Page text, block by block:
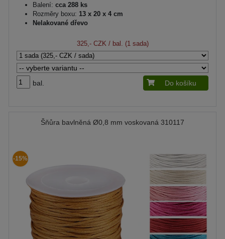
Balení: cca 288 ks
Rozměry boxu: 13 x 20 x 4 cm
Nelakované dřevo
325,- CZK / bal. (1 sada)
bal. Do košíku
Šňůra bavlněná Ø0,8 mm voskovaná 310117
-15%